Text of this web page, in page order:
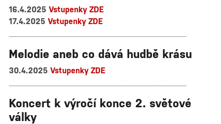
16.4.2025 Vstupenky ZDE
17.4.2025 Vstupenky ZDE
Melodie aneb co dává hudbě krásu
30.4.2025 Vstupenky ZDE
Koncert k výročí konce 2. světové
války